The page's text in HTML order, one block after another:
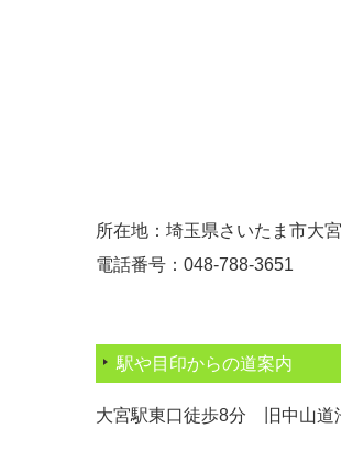
所在地：埼玉県さいたま市大
電話番号： 048-788-3651
駅や目印からの道案内
大宮駅東口徒歩8分 旧中山道